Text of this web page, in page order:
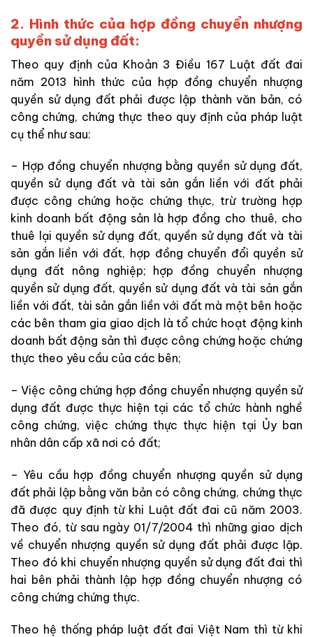
2. Hình thức của hợp đồng chuyển nhượng
quyền sử dụng đất:
Theo quy định của Khoản 3 Điều 167 Luật đất đai
năm 2013 hình thức của hợp đồng chuyển nhượng
quyền sử dụng đất phải được lập thành văn bản, có
công chứng, chứng thực theo quy định của pháp luật
cụ thể như sau:
– Hợp đồng chuyển nhượng bằng quyền sử dụng đất,
quyền sử dụng đất và tài sản gắn liền với đất phải
được công chứng hoặc chứng thực, trừ trường hợp
kinh doanh bất động sản là hợp đồng cho thuê, cho
thuê lại quyền sử dụng đất, quyền sử dụng đất và tài
sản gắn liền với đất, hợp đồng chuyển đổi quyền sử
dụng đất nông nghiệp; hợp đồng chuyển nhượng
quyền sử dụng đất, quyền sử dụng đất và tài sản gắn
liền với đất, tài sản gắn liền với đất mà một bên hoặc
các bên tham gia giao dịch là tổ chức hoạt động kinh
doanh bất động sản thì được công chứng hoặc chứng
thực theo yêu cầu của các bên;
– Việc công chứng hợp đồng chuyển nhượng quyền sử
dụng đất được thực hiện tại các tổ chức hành nghề
công chứng, việc chứng thực thực hiện tại Ủy ban
nhân dân cấp xã nơi có đất;
– Yêu cầu hợp đồng chuyển nhượng quyền sử dụng
đất phải lập bằng văn bản có công chứng, chứng thực
đã được quy định từ khi Luật đất đai cũ năm 2003.
Theo đó, từ sau ngày 01/7/2004 thì những giao dịch
về chuyển nhượng quyền sử dụng đất phải được lập.
Theo đó khi chuyển nhượng quyền sử dụng đất đai thì
hai bên phải thành lập hợp đồng chuyển nhượng có
công chứng chứng thực.
Theo hệ thống pháp luật đất đai Việt Nam thì từ khi